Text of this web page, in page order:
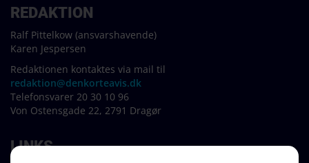
REDAKTION
Ralf Pittelkow (ansvarshavende)
Karen Jespersen
Redaktionen kontaktes via mail til
redaktion@denkorteavis.dk
Telefonsvarer 20 30 10 96
Von Ostensgade 22, 2791 Dragør
LINKS